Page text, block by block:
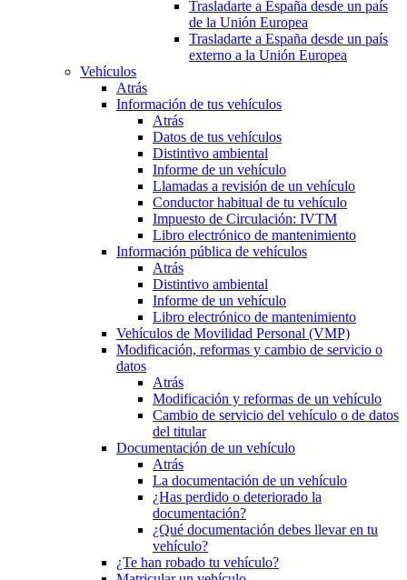
Trasladarte a España desde un país
de la Unión Europea
Trasladarte a España desde un país
externo a la Unión Europea
Vehículos
Atrás
Información de tus vehículos
Atrás
Datos de tus vehículos
Distintivo ambiental
Informe de un vehículo
Llamadas a revisión de un vehículo
Conductor habitual de tu vehículo
Impuesto de Circulación: IVTM
Libro electrónico de mantenimiento
Información pública de vehículos
Atrás
Distintivo ambiental
Informe de un vehículo
Libro electrónico de mantenimiento
Vehículos de Movilidad Personal (VMP)
Modificación, reformas y cambio de servicio o
datos
Atrás
Modificación y reformas de un vehículo
Cambio de servicio del vehículo o de datos
del titular
Documentación de un vehículo
Atrás
La documentación de un vehículo
¿Has perdido o deteriorado la
documentación?
¿Qué documentación debes llevar en tu
vehículo?
¿Te han robado tu vehículo?